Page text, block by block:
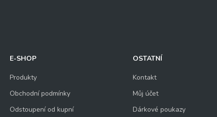
E-SHOP
Produkty
Obchodní podmínky
Odstoupení od kupní
OSTATNÍ
Kontakt
Můj účet
Dárkové poukazy